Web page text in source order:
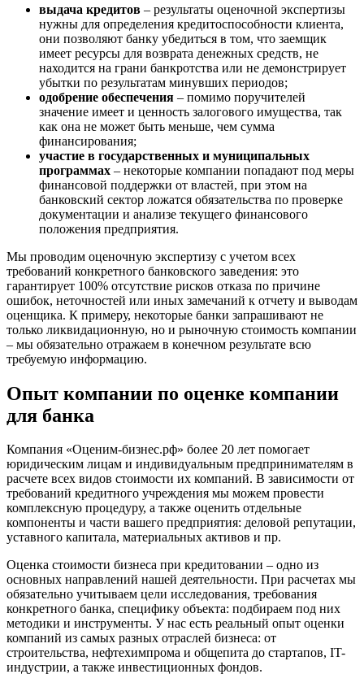
выдача кредитов – результаты оценочной экспертизы
нужны для определения кредитоспособности клиента,
они позволяют банку убедиться в том, что заемщик
имеет ресурсы для возврата денежных средств, не
находится на грани банкротства или не демонстрирует
убытки по результатам минувших периодов;
одобрение обеспечения – помимо поручителей
значение имеет и ценность залогового имущества, так
как она не может быть меньше, чем сумма
финансирования;
участие в государственных и муниципальных
программах – некоторые компании попадают под меры
финансовой поддержки от властей, при этом на
банковский сектор ложатся обязательства по проверке
документации и анализе текущего финансового
положения предприятия.
Мы проводим оценочную экспертизу с учетом всех
требований конкретного банковского заведения: это
гарантирует 100% отсутствие рисков отказа по причине
ошибок, неточностей или иных замечаний к отчету и выводам
оценщика. К примеру, некоторые банки запрашивают не
только ликвидационную, но и рыночную стоимость компании
– мы обязательно отражаем в конечном результате всю
требуемую информацию.
Опыт компании по оценке компании
для банка
Компания «Оценим-бизнес.рф» более 20 лет помогает
юридическим лицам и индивидуальным предпринимателям в
расчете всех видов стоимости их компаний. В зависимости от
требований кредитного учреждения мы можем провести
комплексную процедуру, а также оценить отдельные
компоненты и части вашего предприятия: деловой репутации,
уставного капитала, материальных активов и пр.
Оценка стоимости бизнеса при кредитовании – одно из
основных направлений нашей деятельности. При расчетах мы
обязательно учитываем цели исследования, требования
конкретного банка, специфику объекта: подбираем под них
методики и инструменты. У нас есть реальный опыт оценки
компаний из самых разных отраслей бизнеса: от
строительства, нефтехимпрома и общепита до стартапов, IT-
индустрии, а также инвестиционных фондов.
Бузулук
Буйнакск
Бутурлиновка
Валуйки
Великие Луки
Великий Новгород
Великий Устюг
Верещагино
Верхний Уфалей
Верхняя Пышма
Видное
Владивосток
Владикавказ
Владимир
Волгоград
Волгодонск
Волжский
Вологда
Волосово
Волхов
Вольск
Воркута
Воронеж
Воскресенск
Воткинск
Всеволожск
Выборг
Выкса
Вязники
Вязьма